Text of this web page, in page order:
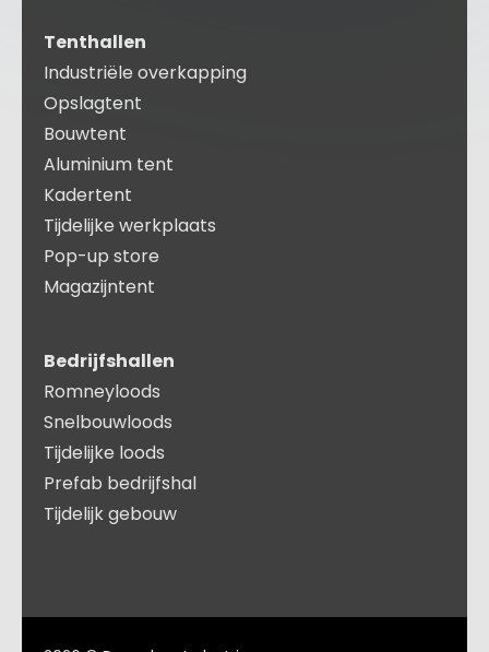
Tenthallen
Industriële overkapping
Opslagtent
Bouwtent
Aluminium tent
Kadertent
Tijdelijke werkplaats
Pop-up store
Magazijntent
Bedrijfshallen
Romneyloods
Snelbouwloods
Tijdelijke loods
Prefab bedrijfshal
Tijdelijk gebouw